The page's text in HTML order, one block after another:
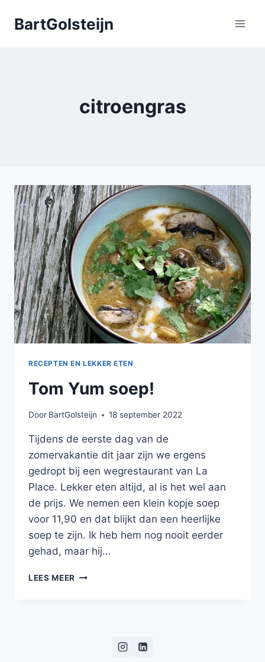
naarBartGolsteijn
citroengras
RECEPTEN EN LEKKER ETEN
Tom Yum soep!
Door BartGolsteijn 18 september 2022
Tijdens de eerste dag van de
zomervakantie dit jaar zijn we ergens
gedropt bij een wegrestaurant van La
Place. Lekker eten altijd, al is het wel aan
de prijs. We nemen een klein kopje soep
voor 11,90 en dat blijkt dan een heerlijke
soep te zijn. Ik heb hem nog nooit eerder
gehad, maar hij…
LEES MEER TOM